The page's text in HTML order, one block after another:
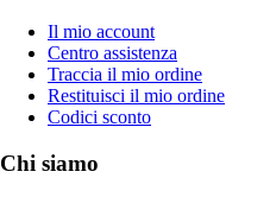
Il mio account
Centro assistenza
Traccia il mio ordine
Restituisci il mio ordine
Codici sconto
Chi siamo